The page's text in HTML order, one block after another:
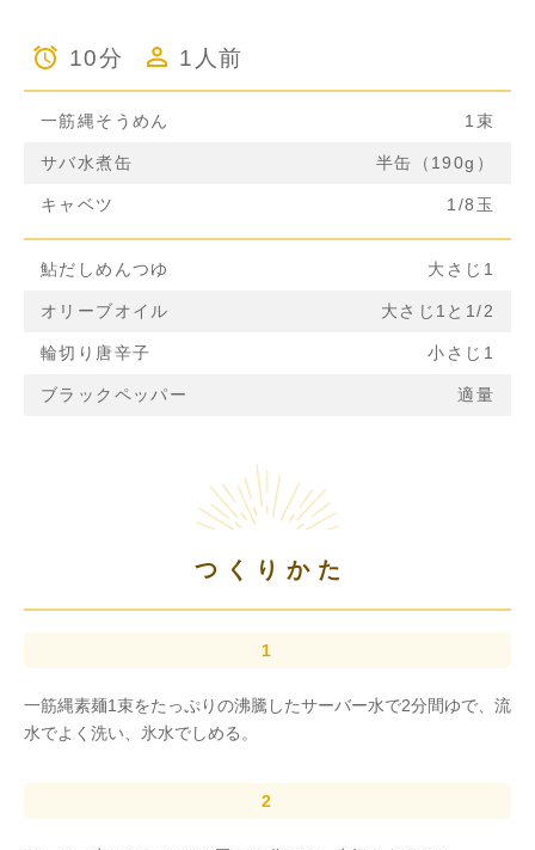
10分 1人前
一筋縄そうめん 1束
サバ水煮缶 半缶（190g）
キャベツ 1/8玉
鮎だしめんつゆ 大さじ1
オリーブオイル 大さじ1と1/2
輪切り唐辛子 小さじ1
ブラックペッパー 適量
つくりかた
一筋縄素麺1束をたっぷりの沸騰したサーバー水で2分間ゆで、流
水でよく洗い、氷水でしめる。